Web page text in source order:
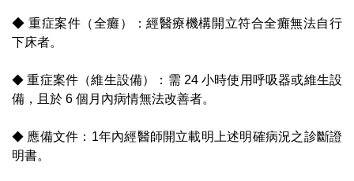
◆ 重症案件（全癱）：經醫療機構開立符合全癱無法自行
下床者。
◆重症案件（維生設備）：需 24 小時使用呼吸器或維生設
備，且於 6 個月內病情無法改善者。
◆ 應備文件：1年內經醫師開立載明上述明確病況之診斷證
明書。